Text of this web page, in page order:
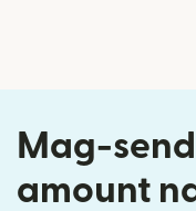
Mag-
amount